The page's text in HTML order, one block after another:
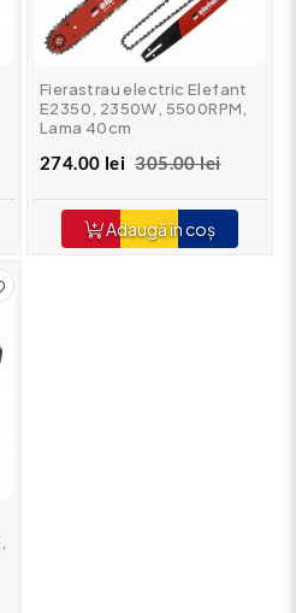
Fierastrau electric Elefant
E2350, 2350W, 5500RPM,
Lama 40cm
274.00 lei 305.00 lei
Adaugă în coș